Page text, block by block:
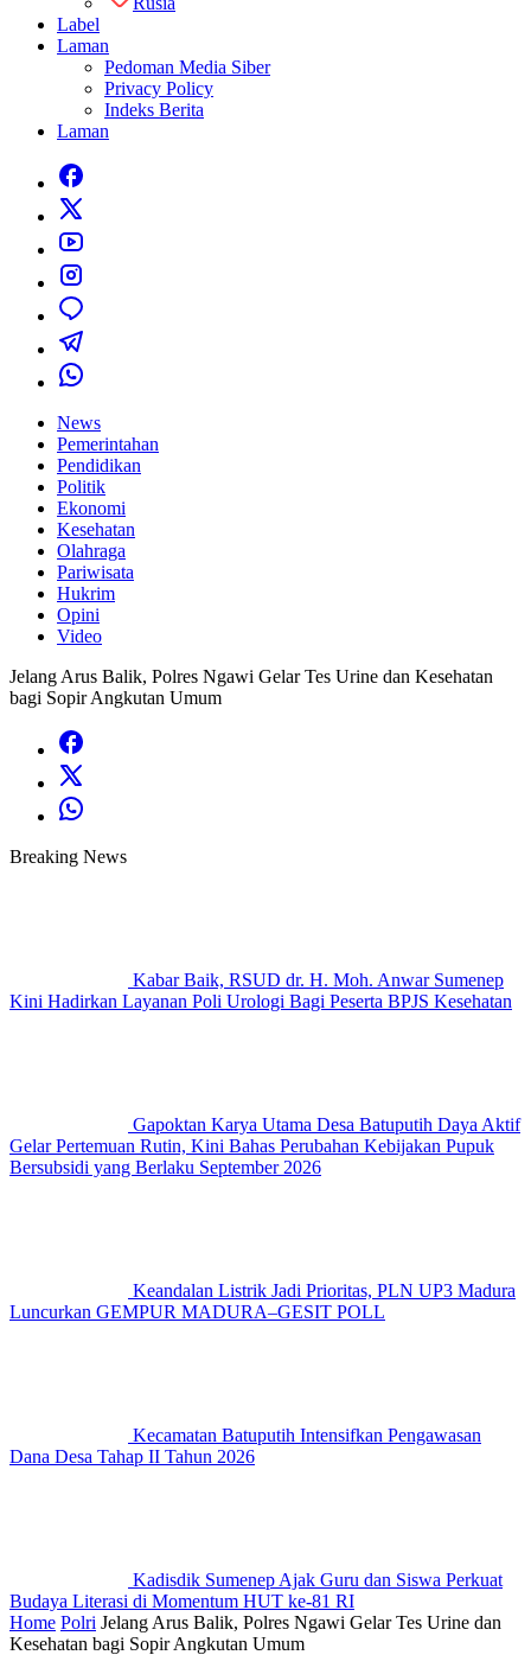
Label
Laman
Pedoman Media Siber
Privacy Policy
Indeks Berita
Laman
News
Pemerintahan
Pendidikan
Politik
Ekonomi
Kesehatan
Olahraga
Pariwisata
Hukrim
Opini
Video
Jelang Arus Balik, Polres Ngawi Gelar Tes Urine dan Kesehatan
bagi Sopir Angkutan Umum
Breaking News
Kabar Baik, RSUD dr. H. Moh. Anwar Sumenep
Kini Hadirkan Layanan Poli Urologi Bagi Peserta BPJS Kesehatan
Gapoktan Karya Utama Desa Batuputih Daya Aktif
Gelar Pertemuan Rutin, Kini Bahas Perubahan Kebijakan Pupuk
Bersubsidi yang Berlaku September 2026
Keandalan Listrik Jadi Prioritas, PLN UP3 Madura
Luncurkan GEMPUR MADURA–GESIT POLL
Kecamatan Batuputih Intensifkan Pengawasan
Dana Desa Tahap II Tahun 2026
Kadisdik Sumenep Ajak Guru dan Siswa Perkuat
Budaya Literasi di Momentum HUT ke-81 RI
Home Polri Jelang Arus Balik, Polres Ngawi Gelar Tes Urine dan
Kesehatan bagi Sopir Angkutan Umum